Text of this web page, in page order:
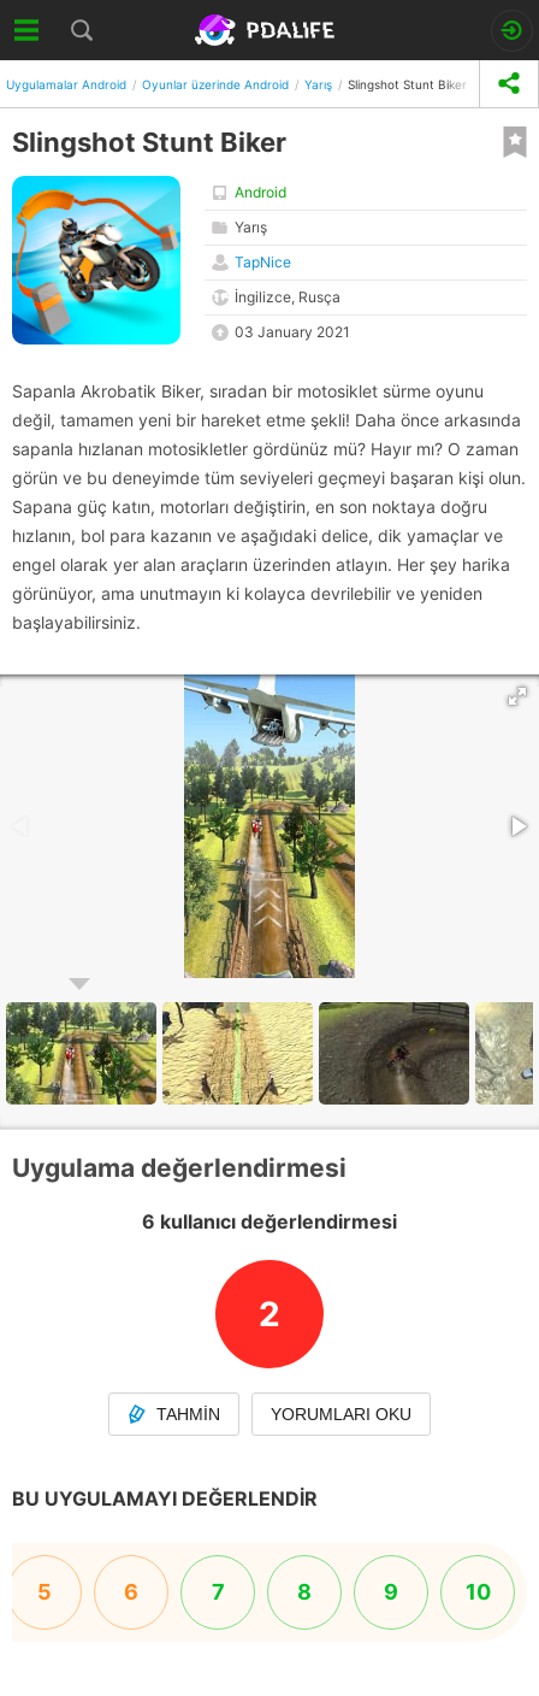
Uygulamalar Android Oyunlar üzerinde Android Yarış Slingshot Stunt Biker
Slingshot Stunt Biker
Android
Yarış
TapNice
İngilizce, Rusça
03 January 2021
Sapanla Akrobatik Biker, sıradan bir motosiklet sürme oyunu
değil, tamamen yeni bir hareket etme şekli! Daha önce arkasında
sapanla hızlanan motosikletler gördünüz mü? Hayır mı? O zaman
görün ve bu deneyimde tüm seviyeleri geçmeyi başaran kişi olun.
Sapana güç katın, motorları değiştirin, en son noktaya doğru
hızlanın, bol para kazanın ve aşağıdaki delice, dik yamaçlar ve
engel olarak yer alan araçların üzerinden atlayın. Her şey harika
görünüyor, ama unutmayın ki kolayca devrilebilir ve yeniden
başlayabilirsiniz.
Uygulama değerlendirmesi
6 kullanıcı değerlendirmesi
2
TAHMIN YORUMLARI OKU
BU UYGULAMAYI DEĞERLENDIR
5 6 7 8 9 10